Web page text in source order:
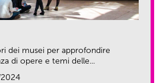
dei musei per approfondire
di opere e temi delle...